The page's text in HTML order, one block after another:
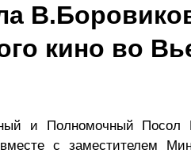
кино во
и Полномочный Посол
с заместителем